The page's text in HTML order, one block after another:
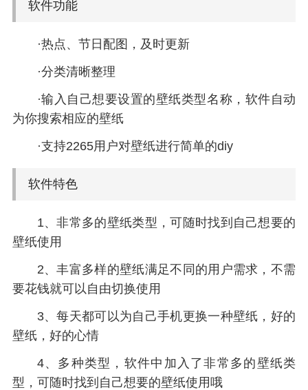
软件功能
·热点、节日配图，及时更新
·分类清晰整理
·输入自己想要设置的壁纸类型名称，软件自动
为你搜索相应的壁纸
·支持2265用户对壁纸进行简单的diy
软件特色
1、非常多的壁纸类型，可随时找到自己想要的
壁纸使用
2、丰富多样的壁纸满足不同的用户需求，不需
要花钱就可以自由切换使用
3、每天都可以为自己手机更换一种壁纸，好的
壁纸，好的心情
4、多种类型，软件中加入了非常多的壁纸类
型，可随时找到自己想要的壁纸使用哦